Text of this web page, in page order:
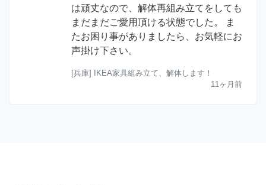
は頑丈なので、解体再組み立てをしても
まだまだご愛用頂ける状態でした。 ま
たお困り事がありましたら、お気軽にお
声掛け下さい。
[兵庫] IKEA家具組み立て、解体します！
11ヶ月前